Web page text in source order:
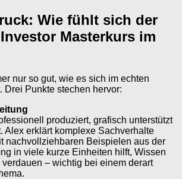
Wie fühlt sich der
Masterkurs im
nur so gut, wie es sich im echten
Drei Punkte stechen hervor:
produziert, grafisch unterstützt
Alex erklärt komplexe Sachverhalte
nachvollziehbaren Beispielen aus der
in viele kurze Einheiten hilft, Wissen
– wichtig bei einem derart